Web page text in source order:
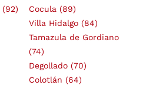
(92) Cocula (89)
Villa Hidalgo (84)
Tamazula de Gordiano
(74)
Degollado (70)
Colotlán (64)